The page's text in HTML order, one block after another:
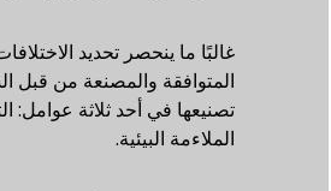
غالبًا ما ينحصر تحديد
المتوافقة والمصنعة من قبل
تصنيعها في أحد ثلاثة عوامل:
الملاءمة البيئية.